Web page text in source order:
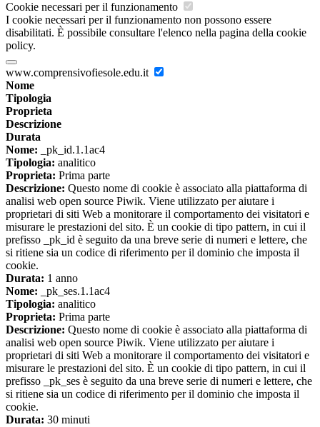
Cookie necessari per il funzionamento
I cookie necessari per il funzionamento non possono essere
disabilitati. È possibile consultare l'elenco nella pagina della cookie
policy.
www.comprensivofiesole.edu.it
Nome
Tipologia
Proprieta
Descrizione
Durata
Nome: _pk_id.1.1ac4
Tipologia: analitico
Proprieta: Prima parte
Descrizione: Questo nome di cookie è associato alla piattaforma di
analisi web open source Piwik. Viene utilizzato per aiutare i
proprietari di siti Web a monitorare il comportamento dei visitatori e
misurare le prestazioni del sito. È un cookie di tipo pattern, in cui il
prefisso _pk_id è seguito da una breve serie di numeri e lettere, che
si ritiene sia un codice di riferimento per il dominio che imposta il
cookie.
Durata: 1 anno
Nome: _pk_ses.1.1ac4
Tipologia: analitico
Proprieta: Prima parte
Descrizione: Questo nome di cookie è associato alla piattaforma di
analisi web open source Piwik. Viene utilizzato per aiutare i
proprietari di siti Web a monitorare il comportamento dei visitatori e
misurare le prestazioni del sito. È un cookie di tipo pattern, in cui il
prefisso _pk_ses è seguito da una breve serie di numeri e lettere, che
si ritiene sia un codice di riferimento per il dominio che imposta il
cookie.
Durata: 30 minuti